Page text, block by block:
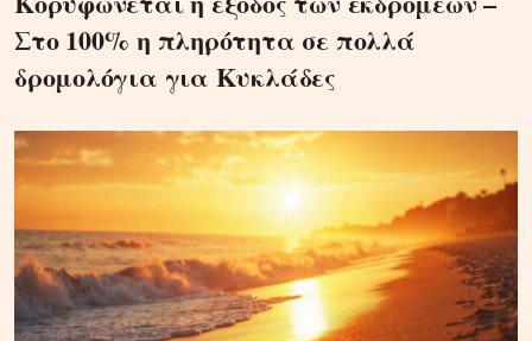
Στο 100% η πληρότητα σε πολλά
δρομολόγια για Κυκλάδες